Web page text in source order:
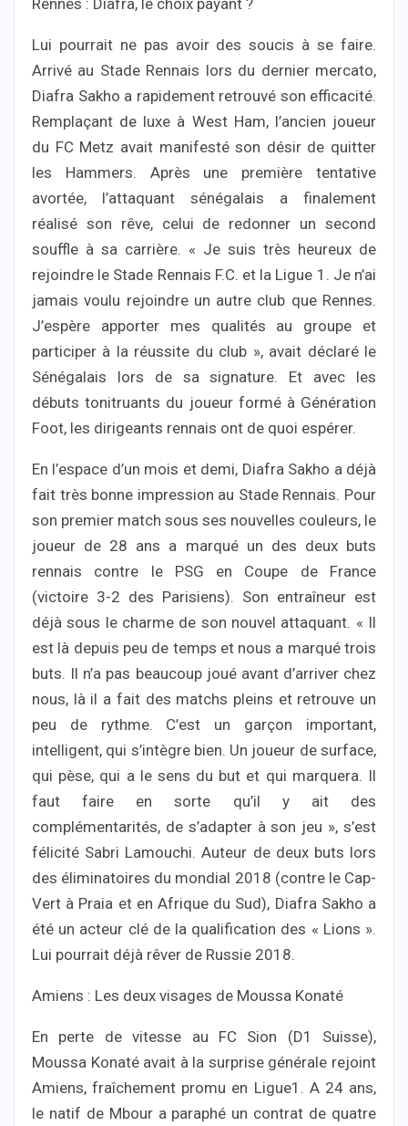
Lui pourrait ne pas avoir des soucis à se faire.
Arrivé au Stade Rennais lors du dernier mercato,
Diafra Sakho a rapidement retrouvé son efficacité.
Remplaçant de luxe à West Ham, l’ancien joueur
du FC Metz avait manifesté son désir de quitter
les Hammers. Après une première tentative
avortée, l’attaquant sénégalais a finalement
réalisé son rêve, celui de redonner un second
souffle à sa carrière. « Je suis très heureux de
rejoindre le Stade Rennais F.C. et la Ligue 1. Je n’ai
jamais voulu rejoindre un autre club que Rennes.
J’espère apporter mes qualités au groupe et
participer à la réussite du club », avait déclaré le
Sénégalais lors de sa signature. Et avec les
débuts tonitruants du joueur formé à Génération
Foot, les dirigeants rennais ont de quoi espérer.
En l’espace d’un mois et demi, Diafra Sakho a déjà
fait très bonne impression au Stade Rennais. Pour
son premier match sous ses nouvelles couleurs, le
joueur de 28 ans a marqué un des deux buts
rennais contre le PSG en Coupe de France
(victoire 3-2 des Parisiens). Son entraîneur est
déjà sous le charme de son nouvel attaquant. « Il
est là depuis peu de temps et nous a marqué trois
buts. Il n’a pas beaucoup joué avant d’arriver chez
nous, là il a fait des matchs pleins et retrouve un
peu de rythme. C’est un garçon important,
intelligent, qui s’intègre bien. Un joueur de surface,
qui pèse, qui a le sens du but et qui marquera. Il
faut faire en sorte qu’il y ait des
complémentarités, de s’adapter à son jeu », s’est
félicité Sabri Lamouchi. Auteur de deux buts lors
des éliminatoires du mondial 2018 (contre le Cap-
Vert à Praia et en Afrique du Sud), Diafra Sakho a
été un acteur clé de la qualification des « Lions ».
Lui pourrait déjà rêver de Russie 2018.
Amiens : Les deux visages de Moussa Konaté
En perte de vitesse au FC Sion (D1 Suisse),
Moussa Konaté avait à la surprise générale rejoint
Amiens, fraîchement promu en Ligue1. A 24 ans,
le natif de Mbour a paraphé un contrat de quatre